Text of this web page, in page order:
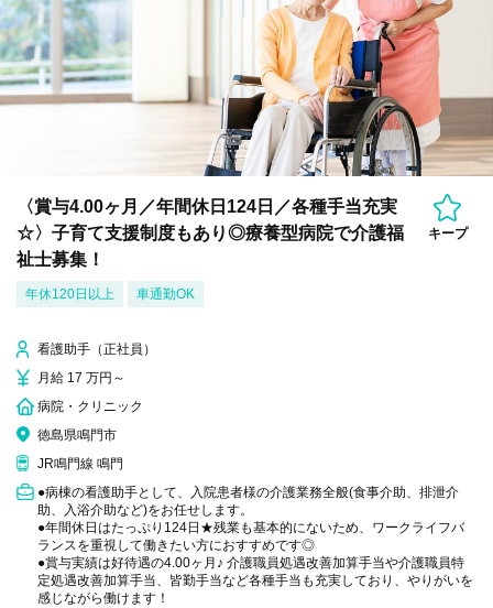
〈賞与4.00ヶ月／年間休日124日／各種手当充実
☆〉子育て支援制度もあり◎療養型病院で介護福
祉士募集！
キープ
年休120日以上 車通勤OK
看護助手（正社員）
月給 17 万円～
病院・クリニック
徳島県鳴門市
JR鳴門線 鳴門
●病棟の看護助手として、入院患者様の介護業務全般(食事介助、排泄介
助、入浴介助など)をお任せします。
●年間休日はたっぷり124日★残業も基本的にないため、ワークライフバ
ランスを重視して働きたい方におすすめです◎
●賞与実績は好待遇の4.00ヶ月♪ 介護職員処遇改善加算手当や介護職員特
定処遇改善加算手当、皆勤手当など各種手当も充実しており、やりがいを
感じながら働けます！